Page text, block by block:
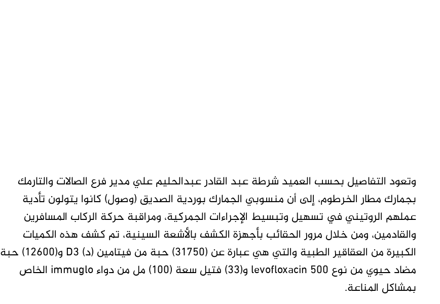
‏وتعود التفاصيل بحسب العميد شرطة عبد القادر عبدالحليم علي مدير فرع الصالات والتارمك
بجمارك مطار الخرطوم، إلى أن منسوبي الجمارك بوردية الصديق (وصول) كانوا يتولون تأدية
عملهم الروتيني في تسهيل وتبسيط الإجراءات الجمركية، ومراقبة حركة الركاب المسافرين
والقادمين، ومن خلال مرور الحقائب بأجهزة الكشف بالأشعة السينية، تم كشف هذه الكميات
الكبيرة من العقاقير الطبية والتي هي عبارة عن (31750) حبة من فيتامين (د) D3 و(12600) حبة
مضاد حيوي من نوع levofloxacin 500 و(33) فتيل سعة (100) مل من دواء immuglo الخاص
بمشاكل المناعة.